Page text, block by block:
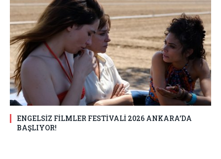
ENGELSİZ FİLMLER FESTİVALİ 2026 ANKARA’DA
BAŞLIYOR!